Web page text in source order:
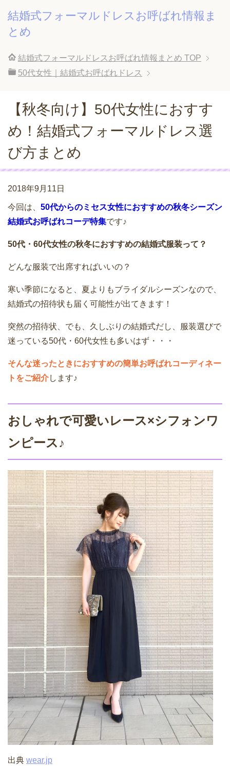
結婚式フォーマルドレスお呼ばれ情報ま
とめ
結婚式フォーマルドレスお呼ばれ情報まとめ TOP
50代女性｜結婚式お呼ばれドレス
【秋冬向け】50代女性におすす
め！結婚式フォーマルドレス選
び方まとめ
2018年9月11日
今回は、 50代からのミセス女性におすすめの秋冬シーズン
結婚式お呼ばれコーデ特集です♪
50代・60代女性の秋冬におすすめの結婚式服装って？
どんな服装で出席すればいいの？
寒い季節になると、夏よりもブライダルシーズンなので、
結婚式の招待状も届く可能性が出てきます！
突然の招待状、でも、久しぶりの結婚式だし、服装選びで
迷っている50代・60代女性も多いはず・・・
そんな迷ったときにおすすめの簡単お呼ばれコーディネー
トをご紹介します♪
おしゃれで可愛いレース×シフォンワ
ンピース♪
出典 wear.jp